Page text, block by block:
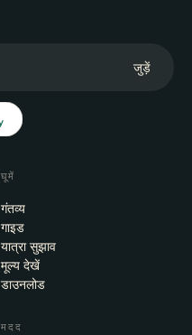
जुड़ें
घूमें
गंतव्य
गाइड
यात्रा सुझाव
मूल्य देखें
डाउनलोड
मदद